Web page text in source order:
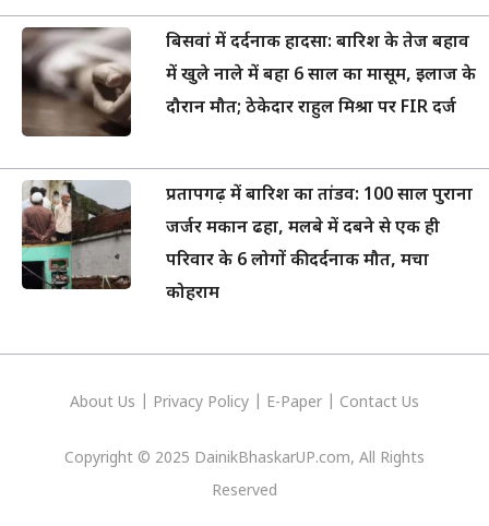
बिसवां में दर्दनाक हादसा: बारिश के तेज बहाव
में खुले नाले में बहा 6 साल का मासूम, इलाज के
दौरान मौत; ठेकेदार राहुल मिश्रा पर FIR दर्ज
प्रतापगढ़ में बारिश का तांडव: 100 साल पुराना
जर्जर मकान ढहा, मलबे में दबने से एक ही
परिवार के 6 लोगों की दर्दनाक मौत, मचा
कोहराम
About Us Privacy Policy E-Paper Contact Us
Copyright © 2025 DainikBhaskarUP.com, All Rights
Reserved